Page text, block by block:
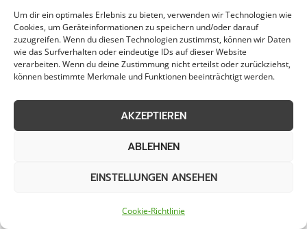
Um dir ein optimales Erlebnis zu bieten, verwenden wir Technologien wie
Cookies, um Geräteinformationen zu speichern und/oder darauf
zuzugreifen. Wenn du diesen Technologien zustimmst, können wir Daten
wie das Surfverhalten oder eindeutige IDs auf dieser Website
verarbeiten. Wenn du deine Zustimmung nicht erteilst oder zurückziehst,
können bestimmte Merkmale und Funktionen beeinträchtigt werden.
AKZEPTIEREN
ABLEHNEN
EINSTELLUNGEN ANSEHEN
Cookie-Richtlinie
umweltfreundliche Reinigungsmethoden und
Materialien vermehrt gefragt sind.
Dienstleister, die auf innovative Technologien
und ökologische Reinigungslösungen setzen,
werden somit künftig einen Wettbewerbsvorteil
genießen. Durch gezielte Maßnahmen zur
Objektpflege tragen Unternehmen und
Privathaushalte gleichermaßen zur
von Vienenburg bei. Mit einem ganzheitlichen
Objektpflege in Vienenburg auch weiterhin